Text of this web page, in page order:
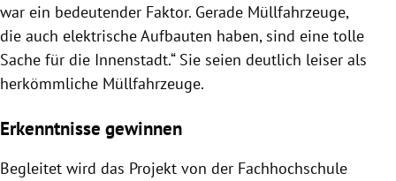
war ein bedeutender Faktor. Gerade Müllfahrzeuge,
die auch elektrische Aufbauten haben, sind eine tolle
Sache für die Innenstadt.“ Sie seien deutlich leiser als
herkömmliche Müllfahrzeuge.
Erkenntnisse gewinnen
Begleitet wird das Projekt von der Fachhochschule